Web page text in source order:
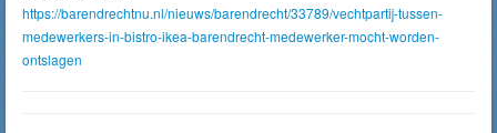
https://barendrechtnu.nl/nieuws/barendrecht/33789/vechtpartij-tussen-
medewerkers-in-bistro-ikea-barendrecht-medewerker-mocht-worden-
ontslagen